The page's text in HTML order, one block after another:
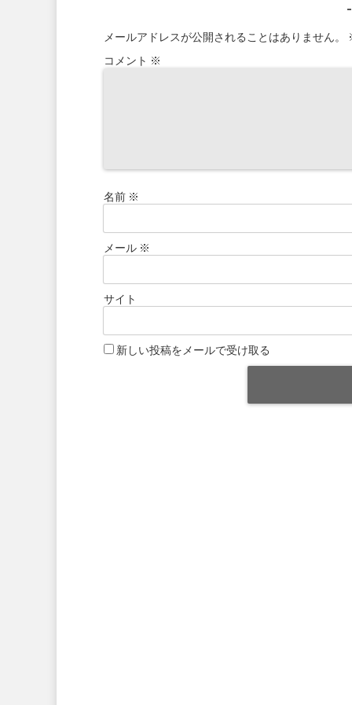
メールアドレスが公開されることはありません。
コメント ※
名前 ※
メール ※
サイト
新しい投稿をメールで受け取る